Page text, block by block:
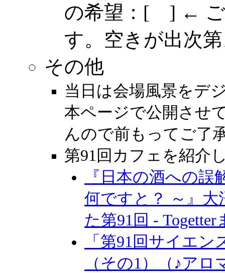
の希望：[ ] ← ご
す。空きが出次
その他
当日は会場風景をデ
本ページで公開させ
んので前もってご了
第91回カフェを紹介
『日本の酒への
何ですと？ ～』
た第91回 - Togetter
「第91回サイエ
（その1）（♪ア